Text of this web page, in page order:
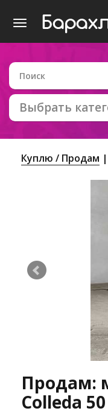
Выбрать
Куплю / Продам
Продам:
Colleda 50